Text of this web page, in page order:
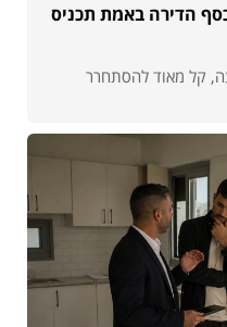
הדירה באמת תכניס
קל מאוד להסתחרר